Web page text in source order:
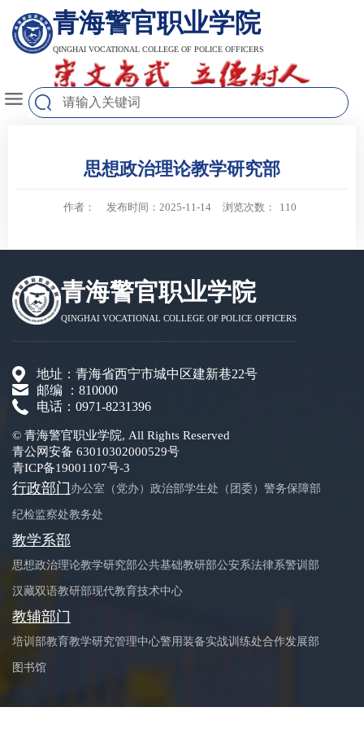
青海警官职业学院
QINGHAI VOCATIONAL COLLEGE OF POLICE OFFICERS
思想政治理论教学研究部
作者： 发布时间：2025-11-14 浏览次数： 110
青海警官职业学院
QINGHAI VOCATIONAL COLLEGE OF POLICE OFFICERS
地址：青海省西宁市城中区建新巷22号
邮编 ：810000
电话：0971-8231396
© 青海警官职业学院, All Rights Reserved
青公网安备 63010302000529号
青ICP备19001107号-3
行政部门 办公室（党办） 政治部学生处（团委） 警务保障部
纪检监察处教务处
教学系部
思想政治理论教学研究部公共基础教研部公安系法律系警训部
汉藏双语教研部现代教育技术中心
教辅部门
培训部教育教学研究管理中心警用装备实战训练处合作发展部
图书馆